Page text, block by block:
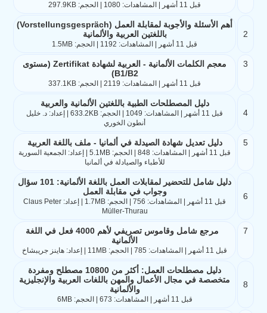
قبل 11 أشهر | المشاهدات: 1080 | الحجم: 297.9KB
2
أهم الأسئلة والأجوبة لمقابلة العمل (Vorstellungsgespräch)
باللغتين العربية والألمانية
قبل 11 أشهر | المشاهدات: 1192 | الحجم: 1.5MB
3
معجم الكلمات الألمانية - العربية لشهادة Zertifikat (مستوى
B1/B2)
قبل 11 أشهر | المشاهدات: 2119 | الحجم: 337.1KB
4
دليل المصطلحات الطبية باللغتين الألمانية والعربية
قبل 11 أشهر | المشاهدات: 1049 | الحجم: 633.2KB | إعداد: د. خليل
أنطون الخوري
5 دليل تعديل شهادة الصيدلة في ألمانيا - ملف باللغة العربية
قبل 11 أشهر | المشاهدات: 848 | الحجم: 5.1MB | إعداد: الجمعية السورية
للأطباء والصيادلة في ألمانيا
6
دليل شامل للتحضير لمقابلات العمل باللغة الألمانية: 101 سؤال
وجواب في مقابلة العمل
قبل 11 أشهر | المشاهدات: 756 | الحجم: 1.7MB | إعداد: Claus Peter
Müller-Thurau
7
مرجع شامل وقاموس تصريفي لأهم 4000 فعل في اللغة
الألمانية
قبل 11 أشهر | المشاهدات: 785 | الحجم: 11MB | إعداد: هاينز جريبشاخ
8
دليل مصطلحات العمل: أكثر من 10800 مصطلح ومفردة
متخصصة في مجال الأعمال والمهن باللغات العربية والإنجليزية
والألمانية
قبل 11 أشهر | المشاهدات: 673 | الحجم: 6MB